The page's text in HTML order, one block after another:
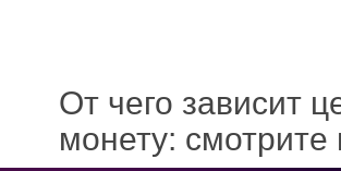
От чего зависит
монету: смотрите